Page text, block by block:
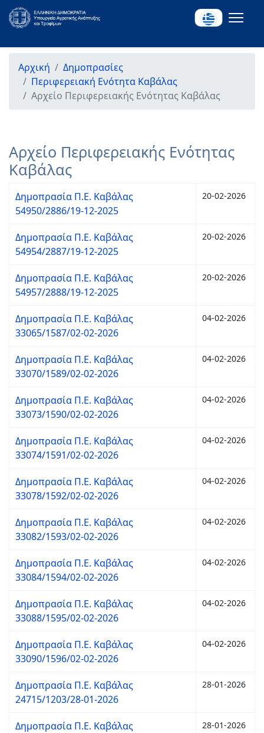
Αρχική
Δημοπρασίες
Περιφερειακή Ενότητα Καβάλας
Αρχείο Περιφερειακής Ενότητας Καβάλας
Αρχείο Περιφερειακής Ενότητας
Καβάλας
Δημοπρασία Π.Ε. Καβάλας
54950/2886/19-12-2025
20-02-2026
Δημοπρασία Π.Ε. Καβάλας
54954/2887/19-12-2025
20-02-2026
Δημοπρασία Π.Ε. Καβάλας
54957/2888/19-12-2025
20-02-2026
Δημοπρασία Π.Ε. Καβάλας
33065/1587/02-02-2026
04-02-2026
Δημοπρασία Π.Ε. Καβάλας
33070/1589/02-02-2026
04-02-2026
Δημοπρασία Π.Ε. Καβάλας
33073/1590/02-02-2026
04-02-2026
Δημοπρασία Π.Ε. Καβάλας
33074/1591/02-02-2026
04-02-2026
Δημοπρασία Π.Ε. Καβάλας
33078/1592/02-02-2026
04-02-2026
Δημοπρασία Π.Ε. Καβάλας
33082/1593/02-02-2026
04-02-2026
Δημοπρασία Π.Ε. Καβάλας
33084/1594/02-02-2026
04-02-2026
Δημοπρασία Π.Ε. Καβάλας
33088/1595/02-02-2026
04-02-2026
Δημοπρασία Π.Ε. Καβάλας
33090/1596/02-02-2026
04-02-2026
Δημοπρασία Π.Ε. Καβάλας
24715/1203/28-01-2026
28-01-2026
Δημοπρασία Π.Ε. Καβάλας
28-01-2026